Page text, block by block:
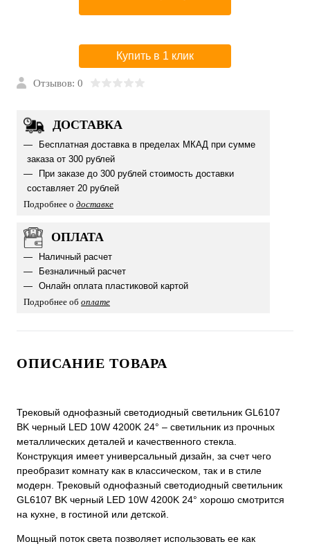
Купить в 1 клик
Отзывов: 0
ДОСТАВКА
Бесплатная доставка в пределах МКАД при сумме
заказа от 300 рублей
При заказе до 300 рублей стоимость доставки
составляет 20 рублей
Подробнее о доставке
ОПЛАТА
Наличный расчет
Безналичный расчет
Онлайн оплата пластиковой картой
Подробнее об оплате
ОПИСАНИЕ ТОВАРА
Трековый однофазный светодиодный светильник GL6107
BK черный LED 10W 4200K 24° – светильник из прочных
металлических деталей и качественного стекла.
Конструкция имеет универсальный дизайн, за счет чего
преобразит комнату как в классическом, так и в стиле
модерн. Трековый однофазный светодиодный светильник
GL6107 BK черный LED 10W 4200K 24° хорошо смотрится
на кухне, в гостиной или детской.
Мощный поток света позволяет использовать ее как